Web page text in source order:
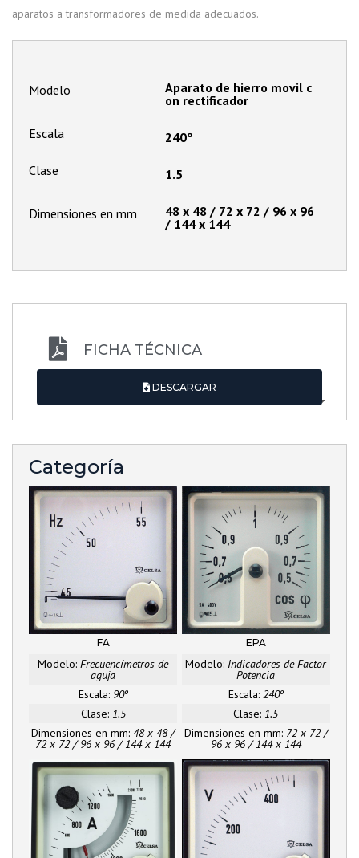
aparatos a transformadores de medida adecuados.
Modelo
Aparato de hierro movil c
on rectificador
Escala 240º
Clase 1.5
Dimensiones en mm
48 x 48 / 72 x 72 / 96 x 96
/ 144 x 144
FICHA TÉCNICA
DESCARGAR
Categoría
FA
Modelo: Frecuencímetros de
aguja
Escala: 90º
Clase: 1.5
Dimensiones en mm: 48 x 48 /
72 x 72 / 96 x 96 / 144 x 144
EPA
Modelo: Indicadores de Factor
Potencia
Escala: 240º
Clase: 1.5
Dimensiones en mm: 72 x 72 /
96 x 96 / 144 x 144